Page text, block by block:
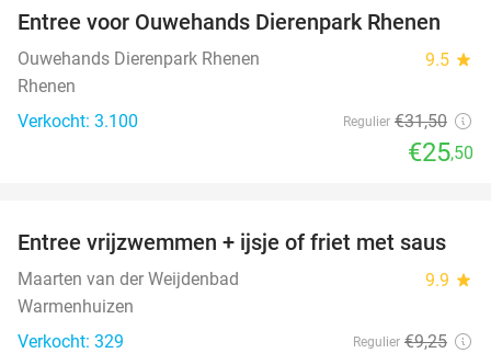
19%
Entree voor Ouwehands Dierenpark Rhenen
Ouwehands Dierenpark Rhenen 9.5 star
Rhenen
Verkocht: 3.100
Regulier €31,50
€25,50
24%
Entree vrijzwemmen + ijsje of friet met saus
Maarten van der Weijdenbad 9.9 star
Warmenhuizen
Verkocht: 329
Regulier €9,25